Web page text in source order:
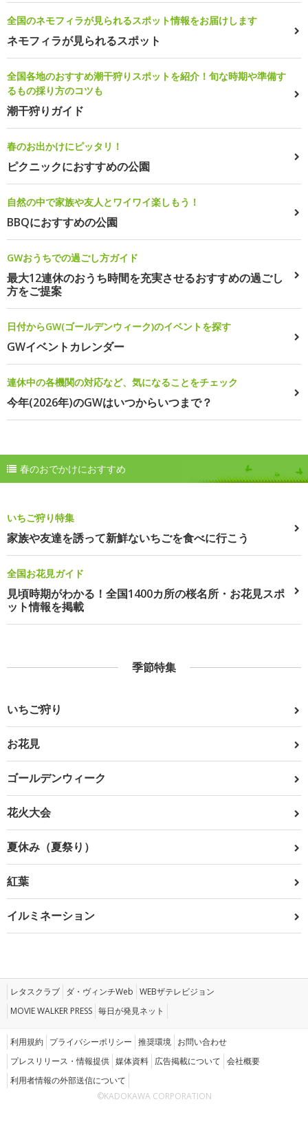
全国のネモフィラが見られるスポット情報をお届けします
ネモフィラが見られるスポット
全国各地のおすすめ潮干狩りスポットを紹介！旬な時期や準備す
るもの採り方のコツも
潮干狩りガイド
春のお出かけにピッタリ！
ピクニックにおすすめの公園
自然の中で家族や友人とワイワイ楽しもう！
BBQにおすすめの公園
GWおうちでの過ごし方ガイド
最大12連休のおうち時間を充実させるおすすめの過ごし
方をご提案
日付からGW(ゴールデンウィーク)のイベントを探す
GWイベントカレンダー
連休中の各機関の対応など、気になることをチェック
今年(2026年)のGWはいつからいつまで？
春のおでかけにおすすめ
いちご狩り特集
家族や友達を誘って新鮮ないちごを食べに行こう
全国お花見ガイド
見頃時期がわかる！全国1400カ所の桜名所・お花見スポ
ット情報を掲載
季節特集
いちご狩り
お花見
ゴールデンウィーク
花火大会
夏休み（夏祭り）
紅葉
イルミネーション
レタスクラブ ダ・ヴィンチWeb WEBザテレビジョン
MOVIE WALKER PRESS 毎日が発見ネット
利用規約 プライバシーポリシー 推奨環境 お問い合わせ
プレスリリース・情報提供 媒体資料 広告掲載について 会社概要
利用者情報の外部送信について
©KADOKAWA CORPORATION